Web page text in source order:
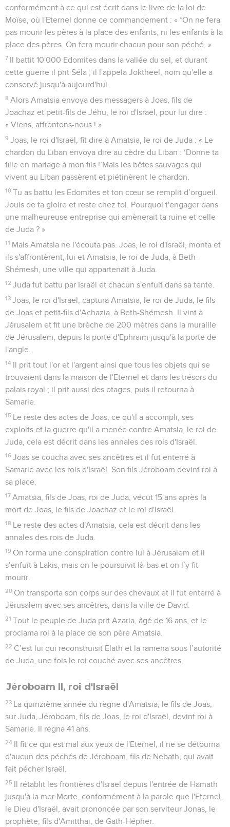
conformément à ce qui est écrit dans le livre de la loi de
Moïse, où l'Eternel donne ce commandement : « *On ne fera
pas mourir les pères à la place des enfants, ni les enfants à la
place des pères. On fera mourir chacun pour son péché. »
7 Il battit 10'000 Edomites dans la vallée du sel, et durant
cette guerre il prit Séla ; il l'appela Joktheel, nom qu'elle a
conservé jusqu'à aujourd'hui.
8 Alors Amatsia envoya des messagers à Joas, fils de
Joachaz et petit-fils de Jéhu, le roi d'Israël, pour lui dire :
« Viens, affrontons-nous ! »
9 Joas, le roi d'Israël, fit dire à Amatsia, le roi de Juda : « Le
chardon du Liban envoya dire au cèdre du Liban : ‘Donne ta
fille en mariage à mon fils !’Mais les bêtes sauvages qui
vivent au Liban passèrent et piétinèrent le chardon.
10 Tu as battu les Edomites et ton cœur se remplit d’orgueil.
Jouis de ta gloire et reste chez toi. Pourquoi t'engager dans
une malheureuse entreprise qui amènerait ta ruine et celle
de Juda ? »
11 Mais Amatsia ne l'écouta pas. Joas, le roi d'Israël, monta et
ils s'affrontèrent, lui et Amatsia, le roi de Juda, à Beth-
Shémesh, une ville qui appartenait à Juda.
12 Juda fut battu par Israël et chacun s'enfuit dans sa tente.
13 Joas, le roi d'Israël, captura Amatsia, le roi de Juda, le fils
de Joas et petit-fils d'Achazia, à Beth-Shémesh. Il vint à
Jérusalem et fit une brèche de 200 mètres dans la muraille
de Jérusalem, depuis la porte d'Ephraïm jusqu'à la porte de
l'angle.
14 Il prit tout l'or et l'argent ainsi que tous les objets qui se
trouvaient dans la maison de l'Eternel et dans les trésors du
palais royal ; il prit aussi des otages, puis il retourna à
Samarie.
15 Le reste des actes de Joas, ce qu'il a accompli, ses
exploits et la guerre qu'il a menée contre Amatsia, le roi de
Juda, cela est décrit dans les annales des rois d'Israël.
16 Joas se coucha avec ses ancêtres et il fut enterré à
Samarie avec les rois d'Israël. Son fils Jéroboam devint roi à
sa place.
17 Amatsia, fils de Joas, roi de Juda, vécut 15 ans après la
mort de Joas, le fils de Joachaz et le roi d'Israël.
18 Le reste des actes d'Amatsia, cela est décrit dans les
annales des rois de Juda.
19 On forma une conspiration contre lui à Jérusalem et il
s'enfuit à Lakis, mais on le poursuivit là-bas et on l’y fit
mourir.
20 On transporta son corps sur des chevaux et il fut enterré à
Jérusalem avec ses ancêtres, dans la ville de David.
21 Tout le peuple de Juda prit Azaria, âgé de 16 ans, et le
proclama roi à la place de son père Amatsia.
22 C’est lui qui reconstruisit Elath et la ramena sous l’autorité
de Juda, une fois le roi couché avec ses ancêtres.
Jéroboam II, roi d'Israël
23 La quinzième année du règne d'Amatsia, le fils de Joas,
sur Juda, Jéroboam, fils de Joas, le roi d'Israël, devint roi à
Samarie. Il régna 41 ans.
24 Il fit ce qui est mal aux yeux de l'Eternel, il ne se détourna
d'aucun des péchés de Jéroboam, fils de Nebath, qui avait
fait pécher Israël.
25 Il rétablit les frontières d'Israël depuis l'entrée de Hamath
jusqu'à la mer Morte, conformément à la parole que l'Eternel,
le Dieu d'Israël, avait prononcée par son serviteur Jonas, le
prophète, fils d'Amitthaï, de Gath-Hépher.